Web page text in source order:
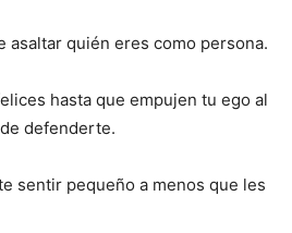
asaltar quién eres como persona.
hasta que empujen tu ego al
defenderte.
sentir pequeño a menos que les